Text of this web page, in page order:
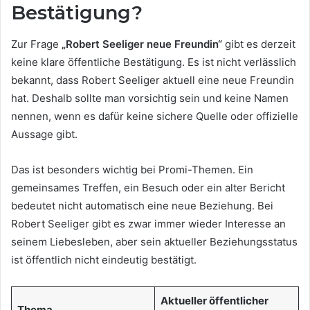
Bestätigung?
Zur Frage „Robert Seeliger neue Freundin“ gibt es derzeit
keine klare öffentliche Bestätigung. Es ist nicht verlässlich
bekannt, dass Robert Seeliger aktuell eine neue Freundin
hat. Deshalb sollte man vorsichtig sein und keine Namen
nennen, wenn es dafür keine sichere Quelle oder offizielle
Aussage gibt.
Das ist besonders wichtig bei Promi-Themen. Ein
gemeinsames Treffen, ein Besuch oder ein alter Bericht
bedeutet nicht automatisch eine neue Beziehung. Bei
Robert Seeliger gibt es zwar immer wieder Interesse an
seinem Liebesleben, aber sein aktueller Beziehungsstatus
ist öffentlich nicht eindeutig bestätigt.
Aktueller öffentlicher